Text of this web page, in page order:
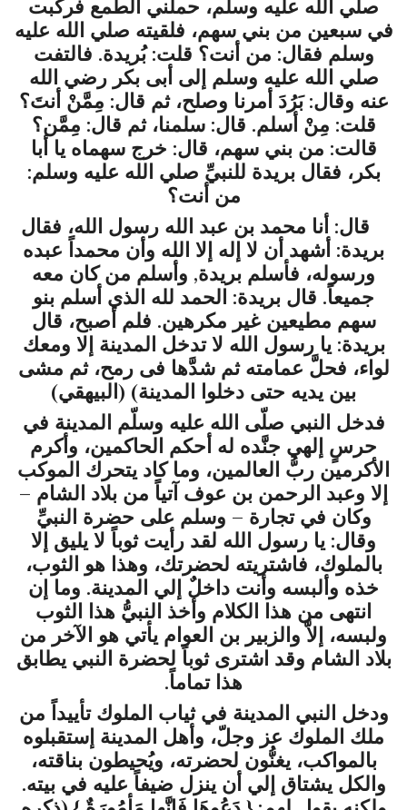
صلي الله عليه وسلم، حملني الطمع فركبت
في سبعين من بني سهم، فلقيته صلي الله عليه
وسلم فقال: من أنت؟ قلت:بُريدة. فالتفت
صلي الله عليه وسلم إلى أبى بكر رضي الله
عنه وقال:بَرُدَ أمرنا وصلح، ثم قال: مِمَّنْ أنتَ؟
قلت: مِنْ أسلم. قال:سلمنا، ثم قال: مِمَّن؟
قالت: من بني سهم، قال: خرج سهماه يا أبا
بكر، فقال بريدة للنبيِّ صلي الله عليه وسلم:
من أنت؟
قال: أنا محمد بن عبد الله رسول الله، فقال
بريدة: أشهد أن لا إله إلا الله وأن محمداً عبده
ورسوله، فأسلم بريدة, وأسلم من كان معه
جميعاً. قال بريدة: الحمد لله الذي أسلم بنو
سهم مطيعين غير مكرهين. فلم أصبح، قال
بريدة:يا رسول الله لا تدخل المدينة إلا ومعك
لواء، فحلَّ عمامته ثم شدَّها فى رمح، ثم مشى
بين يديه حتى دخلوا المدينة)
( البيهقي)
فدخل النبي صلّى الله عليه وسلّم المدينة في
حرسٍ إلهي جنَّده له أحكم الحاكمين، وأكرم
الأكرمين ربُّ العالمين، وما كاد يتحرك الموكب
إلا وعبد الرحمن بن عوف آتياً من بلاد الشام –
وكان في تجارة – وسلم على حضرة النبيِّ
وقال: يا رسول الله لقد رأيت ثوباً لا يليق إلا
بالملوك، فاشتريته لحضرتك، وهذا هو الثوب،
خذه وألبسه وأنت داخلٌ إلي المدينة. وما إن
انتهى من هذا الكلام وأخذ النبيُّ هذا الثوب
ولبسه، إلاَّ والزبير بن العوام يأتي هو الآخر من
بلاد الشام وقد اشترى ثوباً لحضرة النبي يطابق
هذا تماماً.
ودخل النبي المدينة في ثياب الملوك تأييداً من
ملك الملوك عز وجلّ، وأهل المدينة إستقبلوه
بالمواكب، يغنُّون لحضرته، ويُحيطون بناقته،
والكل يشتاق إلي أن ينزل ضيفاً عليه في بيته.